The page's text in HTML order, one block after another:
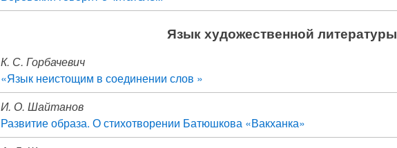
Язык художественной литературы
К. С. Горбачевич
«Язык неистощим в соединении слов »
И. О. Шайтанов
Развитие образа. О стихотворении Батюшкова «Вакханка»